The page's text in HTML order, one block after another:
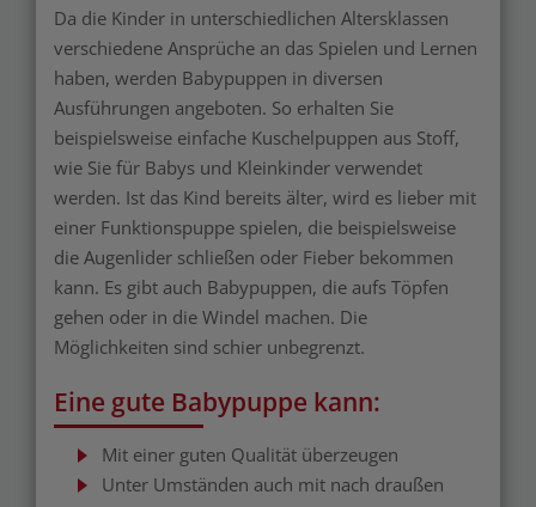
Da die Kinder in unterschiedlichen Altersklassen
verschiedene Ansprüche an das Spielen und Lernen
haben, werden Babypuppen in diversen
Ausführungen angeboten. So erhalten Sie
beispielsweise einfache Kuschelpuppen aus Stoff,
wie Sie für Babys und Kleinkinder verwendet
werden. Ist das Kind bereits älter, wird es lieber mit
einer Funktionspuppe spielen, die beispielsweise
die Augenlider schließen oder Fieber bekommen
kann. Es gibt auch Babypuppen, die aufs Töpfen
gehen oder in die Windel machen. Die
Möglichkeiten sind schier unbegrenzt.
Eine gute Babypuppe kann:
Mit einer guten Qualität überzeugen
Unter Umständen auch mit nach draußen